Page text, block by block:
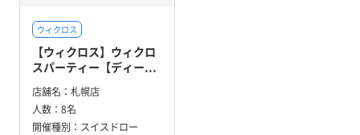
ウィクロス
【ウィクロス】ウィクロ
スパーティー【ディー...
店舗名： 札幌店
人数： 8名
開催種別： スイスドロー